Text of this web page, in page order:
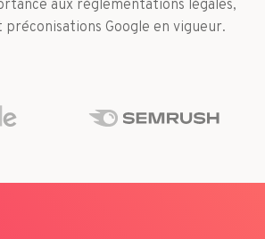
aux règlementations légales,
préconisations Google en vigueur.